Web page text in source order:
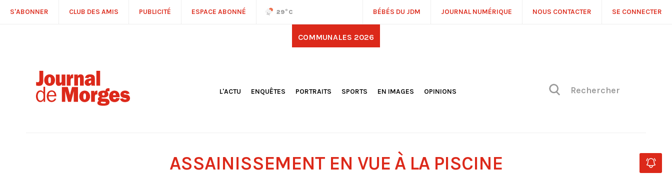
S'ABONNER CLUB DES AMIS PUBLICITÉ ESPACE ABONNÉ 29°C BÉBÉS DU JDM JOURNAL NUMÉRIQUE NOUS CONTACTER SE CONNECTER
COMMUNALES 2026
L'ACTU
CULTURE
PLANÈTE
ENQUÊTES PORTRAITS
SPORTS
EN IMAGES
OPINIONS
ASSAINISSEMENT EN VUE À LA PISCINE